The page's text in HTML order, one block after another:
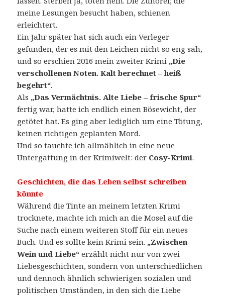
meine Lesungen besucht haben, schienen
erleichtert.
Ein Jahr später hat sich auch ein Verleger
gefunden, der es mit den Leichen nicht so eng sah,
und so erschien 2016 mein zweiter Krimi „Die
verschollenen Noten. Kalt berechnet – heiß
begehrt“.
Als „Das Vermächtnis. Alte Liebe – frische Spur“
fertig war, hatte ich endlich einen Bösewicht, der
getötet hat. Es ging aber lediglich um eine Tötung,
keinen richtigen geplanten Mord.
Und so tauchte ich allmählich in eine neue
Untergattung in der Krimiwelt: der Cosy-Krimi.
Geschichten, die das Leben selbst schreiben
könnte
Während die Tinte an meinem letzten Krimi
trocknete, machte ich mich an die Mosel auf die
Suche nach einem weiteren Stoff für ein neues
Buch. Und es sollte kein Krimi sein. „Zwischen
Wein und Liebe“ erzählt nicht nur von zwei
Liebesgeschichten, sondern von unterschiedlichen
und dennoch ähnlich schwierigen sozialen und
politischen Umständen, in den sich die Liebe